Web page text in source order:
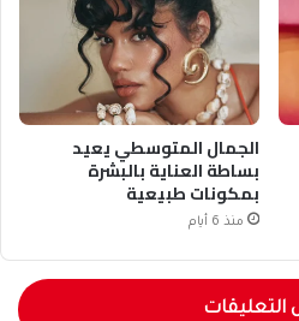
الجمال المتوسطي يعيد
بساطة العناية بالبشرة
بمكونات طبيعية
منذ 6 أيام